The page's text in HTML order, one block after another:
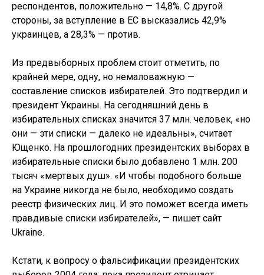
респондентов, положительно — 14,8%. С другой
стороны, за вступление в ЕС высказались 42,9%
украинцев, а 28,3% — против.
Из предвыборных проблем стоит отметить, по
крайней мере, одну, но немаловажную —
составление списков избирателей. Это подтвердил и
президент Украины. На сегодняшний день в
избирательных списках значится 37 млн. человек, «но
они — эти списки — далеко не идеальны», считает
Ющенко. На прошлогодних президентских выборах в
избирательные списки было добавлено 1 млн. 200
тысяч «мертвых душ». «И чтобы подобного больше
на Украине никогда не было, необходимо создать
реестр физических лиц. И это поможет всегда иметь
правдивые списки избирателей», — пишет сайт
Ukraine.
Кстати, к вопросу о фальсификации президентских